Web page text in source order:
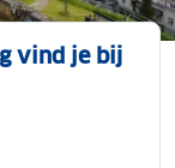
vind je bij